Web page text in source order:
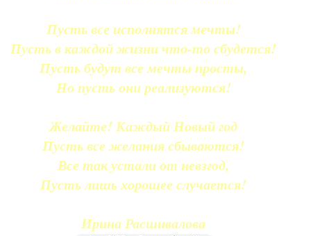
Пусть все исполнятся мечты!
Пусть в каждой жизни что-то сбудется!
Пусть будут все мечты просты,
Но пусть они реализуются!
Желайте! Каждый Новый год
Пусть все желания сбываются!
Все так устали от невзгод,
Пусть лишь хорошее случается!
Ирина Расшивалова